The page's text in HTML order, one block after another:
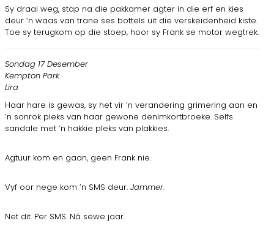
Sy draai weg, stap na die pakkamer agter in die erf en kies
deur ’n waas van trane ses bottels uit die verskeidenheid kiste.
Toe sy terugkom op die stoep, hoor sy Frank se motor wegtrek.
Sondag 17 Desember
Kempton Park
Lira
Haar hare is gewas, sy het vir ’n verandering grimering aan en
’n sonrok pleks van haar gewone denimkortbroeke. Selfs
sandale met ’n hakkie pleks van plakkies.
Agtuur kom en gaan, geen Frank nie.
Vyf oor nege kom ’n SMS deur. Jammer.
Net dit. Per SMS. Ná sewe jaar.